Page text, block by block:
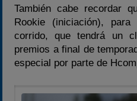
También cabe recordar
Rookie (iniciación),
corrido, que tendrá un
premios a final de
especial por parte de